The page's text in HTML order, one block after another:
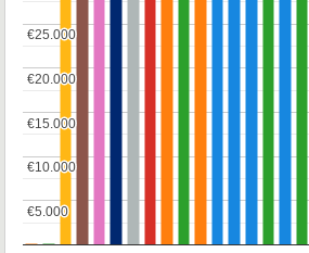
€5.000
€5.000
€10.000
€10.000
€15.000
€15.000
€20.000
€20.000
€25.000
€25.000